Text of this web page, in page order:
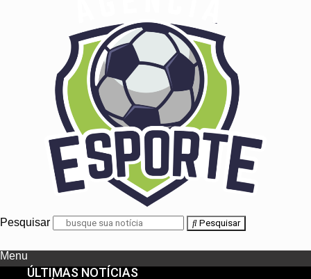
Pesquisar Pesquisar
Menu
ÚLTIMAS NOTÍCIAS